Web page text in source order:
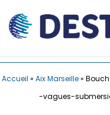
Accueil » Aix Marseille»
-vagues-